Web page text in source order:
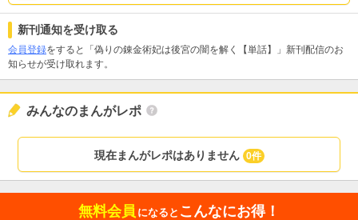
新刊通知を受け取る
会員登録をすると「偽りの錬金術妃は後宮の闇を解く【単話】」新刊配信のお
知らせが受け取れます。
みんなのまんがレポ
現在まんがレポはありません 0件
無料会員 になると こんなにお得！